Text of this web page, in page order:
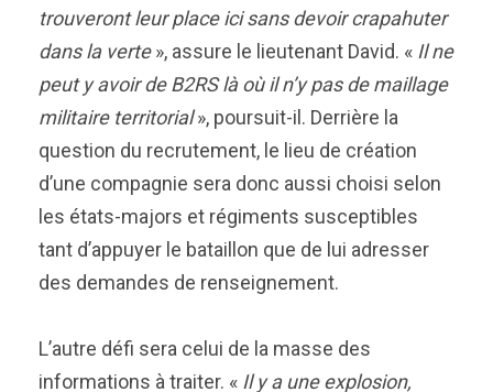
trouveront leur place ici sans devoir crapahuter
dans la verte», assure le lieutenant David. « Il ne
peut y avoir de B2RS là où il n’y pas de maillage
militaire territorial», poursuit-il. Derrière la
question du recrutement, le lieu de création
d’une compagnie sera donc aussi choisi selon
les états-majors et régiments susceptibles
tant d’appuyer le bataillon que de lui adresser
des demandes de renseignement.
L’autre défi sera celui de la masse des
informations à traiter. « Il y a une explosion,